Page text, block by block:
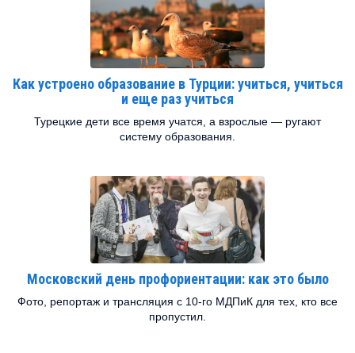
Как устроено образование в Турции: учиться, учиться
и еще раз учиться
Турецкие дети все время учатся, а взрослые — ругают
систему образования.
Московский день профориентации: как это было
Фото, репортаж и трансляция с 10-го МДПиК для тех, кто все
пропустил.